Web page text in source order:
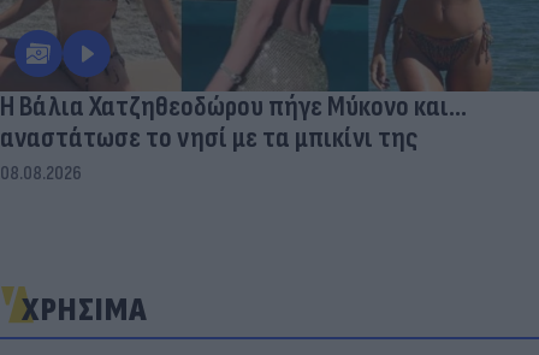
Η Βάλια Χατζηθεοδώρου πήγε Μύκονο και...
αναστάτωσε το νησί με τα μπικίνι της
08.08.2026
ΧΡΗΣΙΜΑ